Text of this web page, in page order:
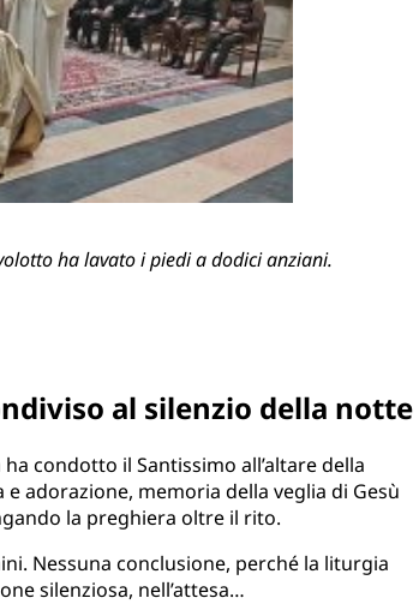
ha lavato i piedi a dodici anziani.
al silenzio della notte
condotto il Santissimo all’altare della
adorazione, memoria della veglia di Gesù
la preghiera oltre il rito.
Nessuna conclusione, perché la liturgia
silenziosa, nell’attesa…